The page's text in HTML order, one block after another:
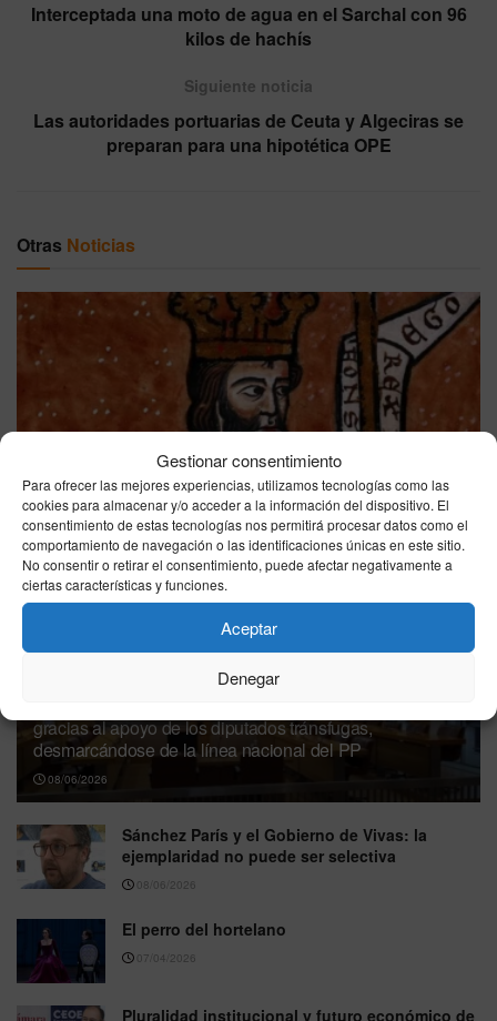
Gestionar consentimiento
Para ofrecer las mejores experiencias, utilizamos tecnologías como las
cookies para almacenar y/o acceder a la información del dispositivo. El
consentimiento de estas tecnologías nos permitirá procesar datos como el
comportamiento de navegación o las identificaciones únicas en este sitio.
No consentir o retirar el consentimiento, puede afectar negativamente a
ciertas características y funciones.
Aceptar
Denegar
Interceptada una moto de agua en el Sarchal con 96
kilos de hachís
Siguiente noticia
Las autoridades portuarias de Ceuta y Algeciras se
preparan para una hipotética OPE
Otras Noticias
LAS CLOACAS DEL VIRREY (II)
28/07/2026
gracias al apoyo de los diputados tránsfugas,
desmarcándose de la línea nacional del PP
08/06/2026
Sánchez París y el Gobierno de Vivas: la
ejemplaridad no puede ser selectiva
08/06/2026
El perro del hortelano
07/04/2026
Pluralidad institucional y futuro económico de